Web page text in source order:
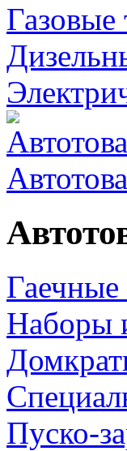
Наборы
Пуско-